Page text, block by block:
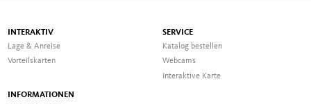
INTERAKTIV
Lage & Anreise
Vorteilskarten
SERVICE
Katalog bestellen
Webcams
Interaktive Karte
INFORMATIONEN